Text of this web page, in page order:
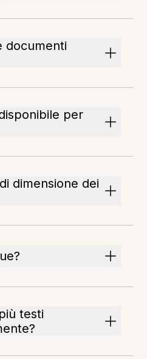
documenti
per
dimensione dei
testi